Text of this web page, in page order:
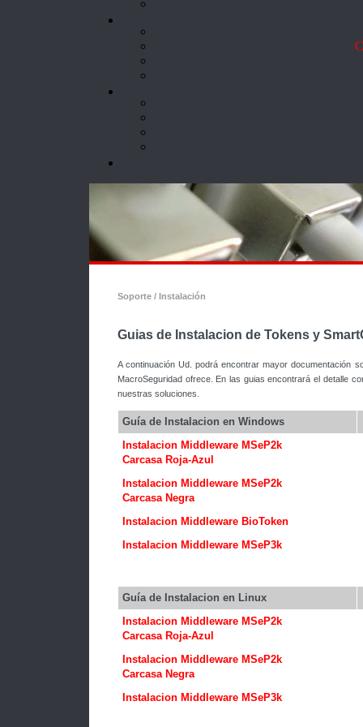
Soporte / Instalación
Guias de Instalacion de Tokens y
A continuación Ud. podrá encontrar mayor documentación
MacroSeguridad ofrece. En las guias encontrará el detalle
nuestras soluciones.
Guía de Instalacion en Windows
Instalacion Middleware MSeP2k
Carcasa Roja-Azul
Instalacion Middleware MSeP2k
Carcasa Negra
Instalacion Middleware BioToken
Instalacion Middleware MSeP3k
Guía de Instalacion en Linux
Instalacion Middleware MSeP2k
Carcasa Roja-Azul
Instalacion Middleware MSeP2k
Carcasa Negra
Instalacion Middleware MSeP3k